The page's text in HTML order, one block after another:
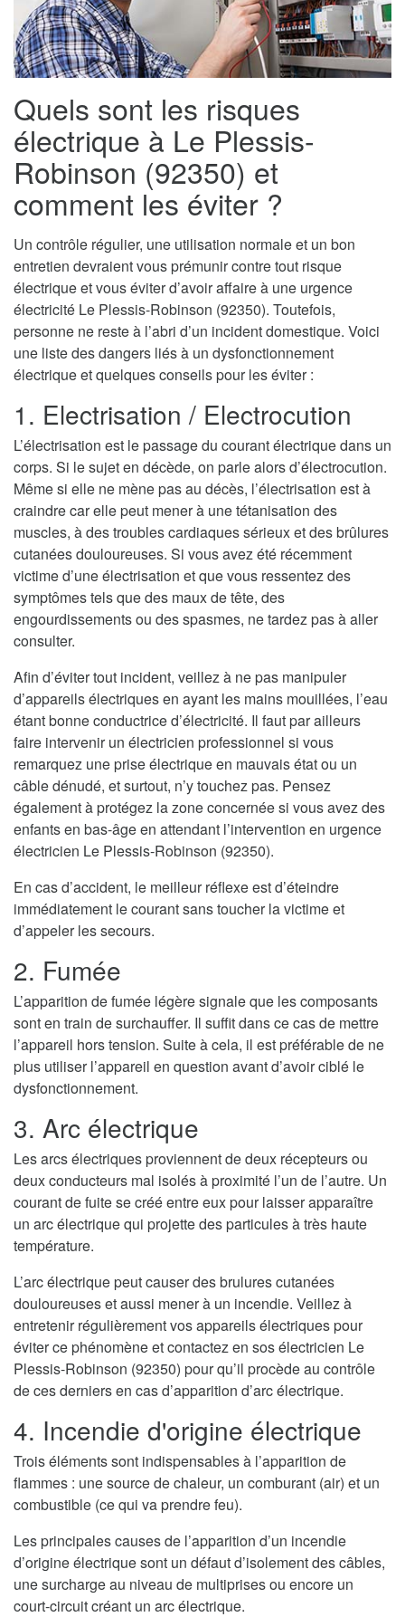
Quels sont les risques
électrique à Le Plessis-
Robinson (92350) et
comment les éviter ?
Un contrôle régulier, une utilisation normale et un bon
entretien devraient vous prémunir contre tout risque
électrique et vous éviter d’avoir affaire à une urgence
électricité Le Plessis-Robinson (92350). Toutefois,
personne ne reste à l’abri d’un incident domestique. Voici
une liste des dangers liés à un dysfonctionnement
électrique et quelques conseils pour les éviter :
1. Electrisation / Electrocution
L’électrisation est le passage du courant électrique dans un
corps. Si le sujet en décède, on parle alors d’électrocution.
Même si elle ne mène pas au décès, l’électrisation est à
craindre car elle peut mener à une tétanisation des
muscles, à des troubles cardiaques sérieux et des brûlures
cutanées douloureuses. Si vous avez été récemment
victime d’une électrisation et que vous ressentez des
symptômes tels que des maux de tête, des
engourdissements ou des spasmes, ne tardez pas à aller
consulter.
Afin d’éviter tout incident, veillez à ne pas manipuler
d’appareils électriques en ayant les mains mouillées, l’eau
étant bonne conductrice d’électricité. Il faut par ailleurs
faire intervenir un électricien professionnel si vous
remarquez une prise électrique en mauvais état ou un
câble dénudé, et surtout, n’y touchez pas. Pensez
également à protégez la zone concernée si vous avez des
enfants en bas-âge en attendant l’intervention en urgence
électricien Le Plessis-Robinson (92350).
En cas d’accident, le meilleur réflexe est d’éteindre
immédiatement le courant sans toucher la victime et
d’appeler les secours.
2. Fumée
L’apparition de fumée légère signale que les composants
sont en train de surchauffer. Il suffit dans ce cas de mettre
l’appareil hors tension. Suite à cela, il est préférable de ne
plus utiliser l’appareil en question avant d’avoir ciblé le
dysfonctionnement.
3. Arc électrique
Les arcs électriques proviennent de deux récepteurs ou
deux conducteurs mal isolés à proximité l’un de l’autre. Un
courant de fuite se créé entre eux pour laisser apparaître
un arc électrique qui projette des particules à très haute
température.
L’arc électrique peut causer des brulures cutanées
douloureuses et aussi mener à un incendie. Veillez à
entretenir régulièrement vos appareils électriques pour
éviter ce phénomène et contactez en sos électricien Le
Plessis-Robinson (92350) pour qu’il procède au contrôle
de ces derniers en cas d’apparition d’arc électrique.
4. Incendie d'origine électrique
Trois éléments sont indispensables à l’apparition de
flammes : une source de chaleur, un comburant (air) et un
combustible (ce qui va prendre feu).
Les principales causes de l’apparition d’un incendie
d’origine électrique sont un défaut d’isolement des câbles,
une surcharge au niveau de multiprises ou encore un
court-circuit créant un arc électrique.